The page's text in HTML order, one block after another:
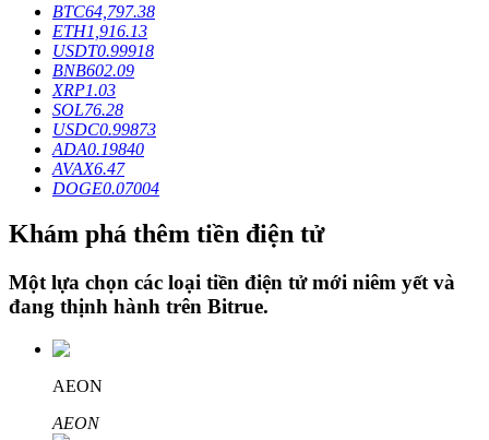
Khóa BTR
Đầu tư độc quyền cho người nắm giữ BTR
Khoản vay
Dịch vụ vay được hỗ trợ bằng tiền điện tử
BTC64,797.38
ETH1,916.13
USDT0.99918
BNB602.09
XRP1.03
SOL76.28
USDC0.99873
ADA0.19840
AVAX6.47
DOGE0.07004
Khám phá thêm tiền điện tử
Một lựa chọn các loại tiền điện tử mới niêm yết và
đang thịnh hành trên Bitrue.
AEON
AEON